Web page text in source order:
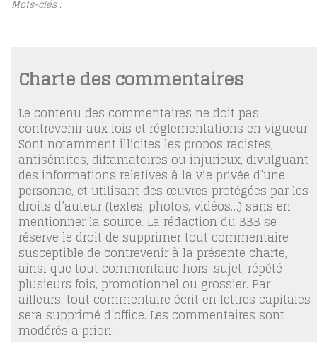
Mots-clés :
Charte des commentaires
Le contenu des commentaires ne doit pas
contrevenir aux lois et réglementations en vigueur.
Sont notamment illicites les propos racistes,
antisémites, diffamatoires ou injurieux, divulguant
des informations relatives à la vie privée d’une
personne, et utilisant des œuvres protégées par les
droits d’auteur (textes, photos, vidéos…) sans en
mentionner la source. La rédaction du BBB se
réserve le droit de supprimer tout commentaire
susceptible de contrevenir à la présente charte,
ainsi que tout commentaire hors-sujet, répété
plusieurs fois, promotionnel ou grossier. Par
ailleurs, tout commentaire écrit en lettres capitales
sera supprimé d’office. Les commentaires sont
modérés a priori.